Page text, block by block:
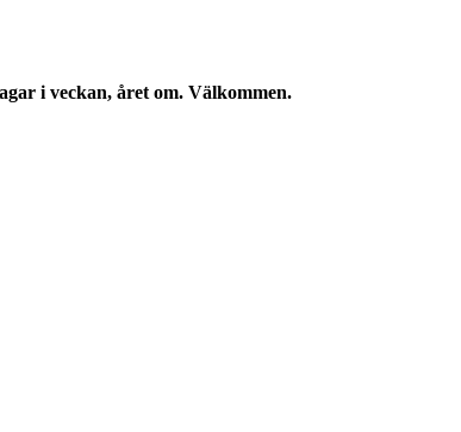
i veckan, året om. Välkommen.